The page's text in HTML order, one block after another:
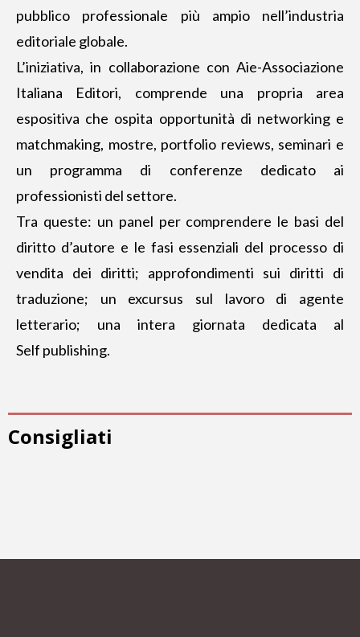
pubblico professionale più ampio nell’industria
editoriale globale.
L’iniziativa, in collaborazione con Aie-Associazione
Italiana Editori, comprende una propria area
espositiva che ospita opportunità di networking e
matchmaking, mostre, portfolio reviews, seminari e
un programma di conferenze dedicato ai
professionisti del settore.
Tra queste: un panel per comprendere le basi del
diritto d’autore e le fasi essenziali del processo di
vendita dei diritti; approfondimenti sui diritti di
traduzione; un excursus sul lavoro di agente
letterario; una intera giornata dedicata al
Self publishing.
Consigliati